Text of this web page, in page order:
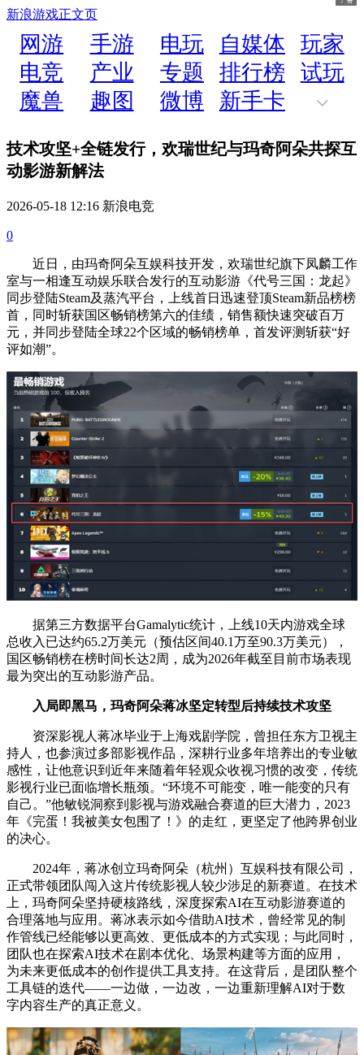
新浪游戏正文页
网游 手游 电玩 自媒体
玩家
电竞
产业 专题 排行榜
试玩
魔兽
趣图 微博 新手卡
技术攻坚+全链发行，欢瑞世纪与玛奇阿朵共探互
动影游新解法
2026-05-18 12:16 新浪电竞
0
近日，由玛奇阿朵互娱科技开发，欢瑞世纪旗下凤麟工作
室与一相逢互动娱乐联合发行的互动影游《代号三国：龙起》
同步登陆Steam及蒸汽平台，上线首日迅速登顶Steam新品榜榜
首，同时斩获国区畅销榜第六的佳绩，销售额快速突破百万
元，并同步登陆全球22个区域的畅销榜单，首发评测斩获“好
评如潮”。
据第三方数据平台Gamalytic统计，上线10天内游戏全球
总收入已达约65.2万美元（预估区间40.1万至90.3万美元），
国区畅销榜在榜时间长达2周，成为2026年截至目前市场表现
最为突出的互动影游产品。
入局即黑马，玛奇阿朵蒋冰坚定转型后持续技术攻坚
资深影视人蒋冰毕业于上海戏剧学院，曾担任东方卫视主
持人，也参演过多部影视作品，深耕行业多年培养出的专业敏
感性，让他意识到近年来随着年轻观众收视习惯的改变，传统
影视行业已面临增长瓶颈。“环境不可能变，唯一能变的只有
自己。”他敏锐洞察到影视与游戏融合赛道的巨大潜力，2023
年《完蛋！我被美女包围了！》的走红，更坚定了他跨界创业
的决心。
2024年，蒋冰创立玛奇阿朵（杭州）互娱科技有限公司，
正式带领团队闯入这片传统影视人较少涉足的新赛道。在技术
上，玛奇阿朵坚持硬核路线，深度探索AI在互动影游赛道的
合理落地与应用。蒋冰表示如今借助AI技术，曾经常见的制
作管线已经能够以更高效、更低成本的方式实现；与此同时，
团队也在探索AI技术在剧本优化、场景构建等方面的应用，
为未来更低成本的创作提供工具支持。在这背后，是团队整个
工具链的迭代——一边做，一边改，一边重新理解AI对于数
字内容生产的真正意义。